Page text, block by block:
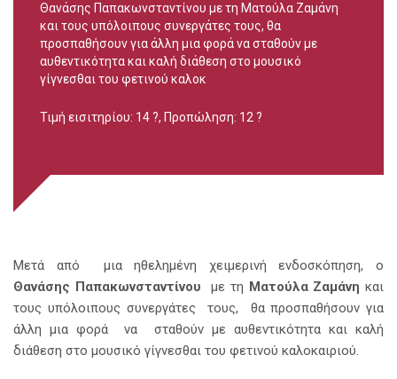
Θανάσης Παπακωνσταντίνου με τη Ματούλα Ζαμάνη
και τους υπόλοιπους συνεργάτες τους, θα
προσπαθήσουν για άλλη μια φορά να σταθούν με
αυθεντικότητα και καλή διάθεση στο μουσικό
γίγνεσθαι του φετινού καλοκ
Τιμή εισιτηρίου: 14 ?, Προπώληση: 12 ?
Μετά από μια ηθελημένη χειμερινή ενδοσκόπηση, ο
Θανάσης Παπακωνσταντίνου με τη Ματούλα Ζαμάνη και
τους υπόλοιπους συνεργάτες τους, θα προσπαθήσουν για
άλλη μια φορά να σταθούν με αυθεντικότητα και καλή
διάθεση στο μουσικό γίγνεσθαι του φετινού καλοκαιριού.